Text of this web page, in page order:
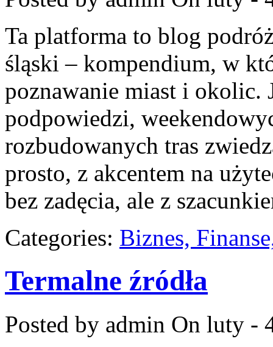
Ta platforma to blog
śląski – kompendium, w
poznawanie miast i okolic.
podpowiedzi,
rozbudowanych tras
prosto, z akcentem na
bez zadęcia, ale z
Categories: Biznes,
Termalne źródła
Posted by admin On luty -